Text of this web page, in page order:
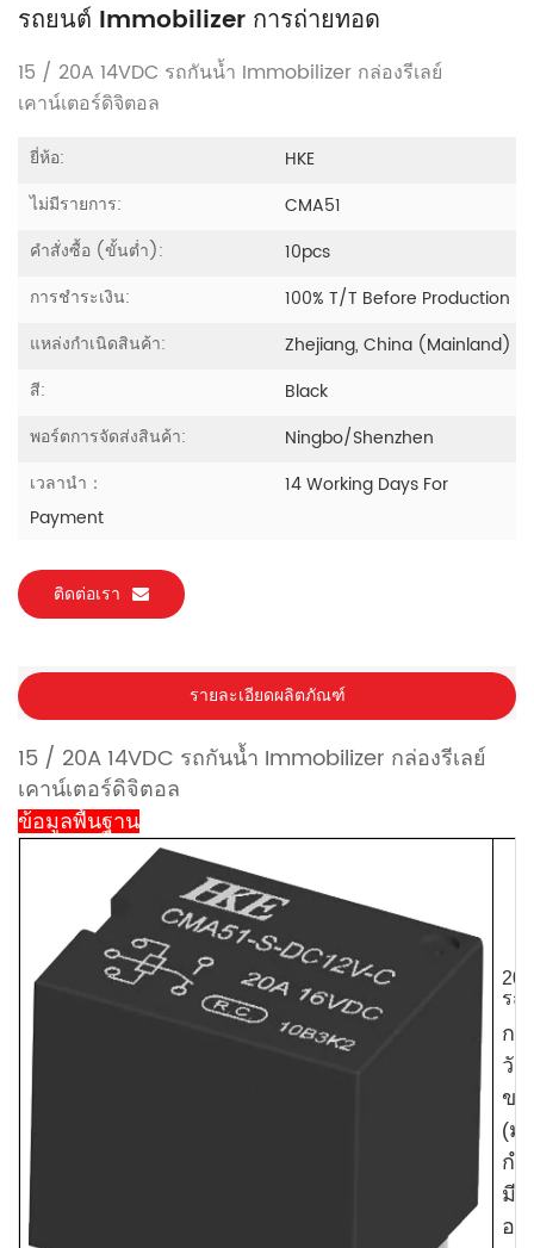
รถยนต์ Immobilizer การถ่ายทอด
15 / 20A 14VDC รถกันน้ำ Immobilizer กล่องรีเลย์
เคาน์เตอร์ดิจิตอล
ยี่ห้อ:
HKE
ไม่มีรายการ:
CMA51
คำสั่งซื้อ (ขั้นต่ำ):
10pcs
การชำระเงิน:
100% T/T Before Production
แหล่งกำเนิดสินค้า:
Zhejiang, China (Mainland)
สี:
Black
พอร์ตการจัดส่งสินค้า:
Ningbo/Shenzhen
เวลานำ：
14 Working Days For
Payment
ติดต่อเรา
รายละเอียดผลิตภัณฑ์
15 / 20A 14VDC รถกันน้ำ Immobilizer กล่องรีเลย์
เคาน์เตอร์ดิจิตอล
ข้อมูลพื้นฐาน
รถ
กา
วัต
ขน
(ม
กำ
มีอ
อก